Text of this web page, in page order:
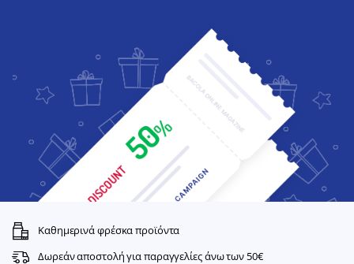
Καθημερινά φρέσκα προϊόντα
Δωρεάν αποστολή για παραγγελίες άνω των 50€